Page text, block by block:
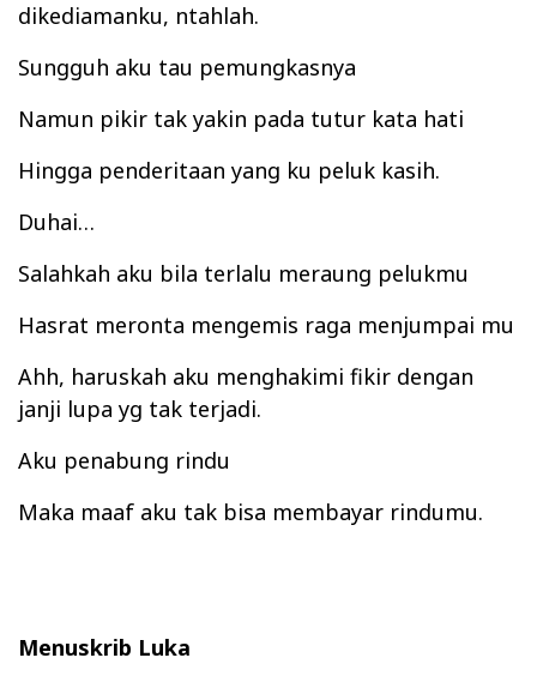
dikediamanku, ntahlah.
Sungguh aku tau pemungkasnya
Namun pikir tak yakin pada tutur kata hati
Hingga penderitaan yang ku peluk kasih.
Duhai…
Salahkah aku bila terlalu meraung pelukmu
Hasrat meronta mengemis raga menjumpai mu
Ahh, haruskah aku menghakimi fikir dengan
janji lupa yg tak terjadi.
Aku penabung rindu
Maka maaf aku tak bisa membayar rindumu.
Menuskrib Luka